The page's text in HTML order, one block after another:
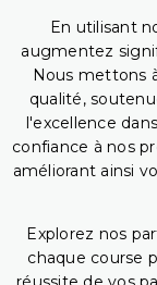
En utilisant
augmentez
Nous mettons
qualité,
l'excellence
confiance à nos
améliorant ainsi
Explorez nos
chaque course